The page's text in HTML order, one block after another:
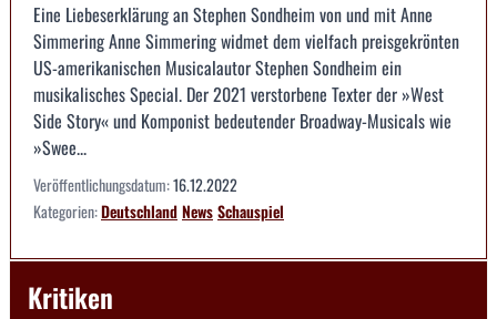
Eine Liebeserklärung an Stephen Sondheim von und mit Anne
Simmering Anne Simmering widmet dem vielfach preisgekrönten
US-amerikanischen Musicalautor Stephen Sondheim ein
musikalisches Special. Der 2021 verstorbene Texter der »West
Side Story« und Komponist bedeutender Broadway-Musicals wie
»Swee...
Veröffentlichungsdatum:16.12.2022
Kategorien:DeutschlandNewsSchauspiel
Kritiken